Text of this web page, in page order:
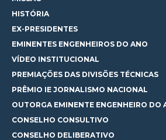
HISTÓRIA
EX-PRESIDENTES
EMINENTES ENGENHEIROS DO ANO
VÍDEO INSTITUCIONAL
PREMIAÇÕES DAS DIVISÕES TÉCNICAS
PRÊMIO IE JORNALISMO NACIONAL
OUTORGA EMINENTE ENGENHEIRO DO
CONSELHO CONSULTIVO
CONSELHO DELIBERATIVO